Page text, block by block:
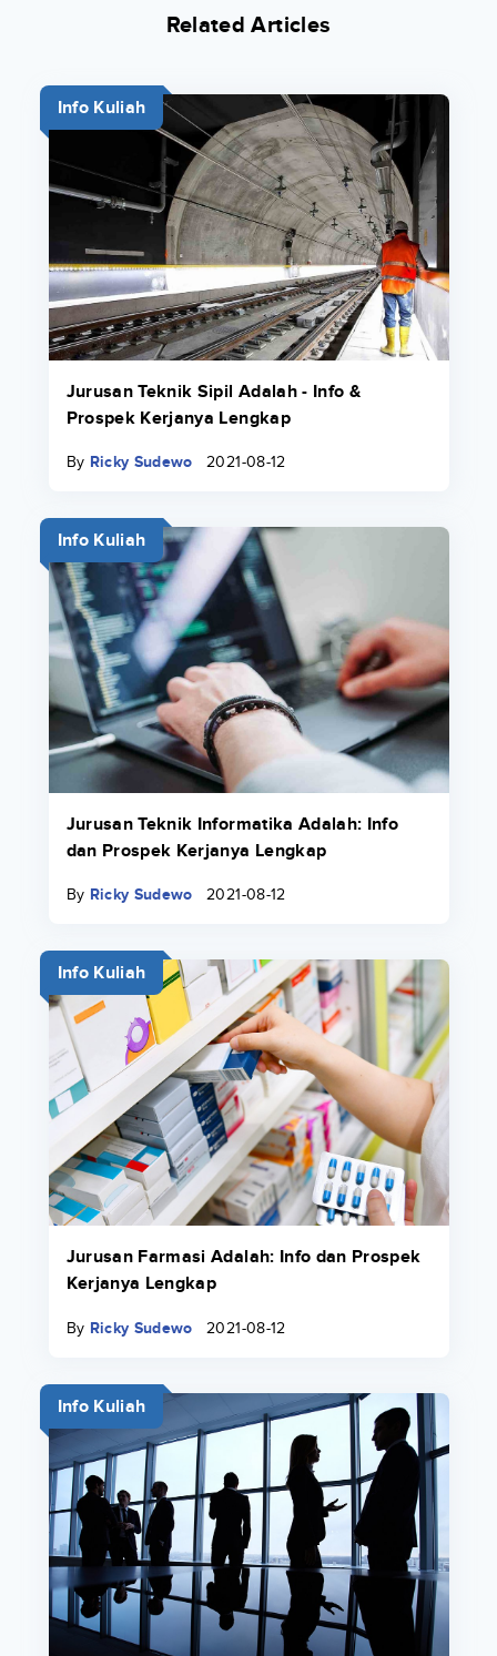
Related Articles
Info Kuliah
Jurusan Teknik Sipil Adalah - Info &
Prospek Kerjanya Lengkap
By Ricky Sudewo 2021-08-12
Info Kuliah
Jurusan Teknik Informatika Adalah: Info
dan Prospek Kerjanya Lengkap
By Ricky Sudewo 2021-08-12
Info Kuliah
Jurusan Farmasi Adalah: Info dan Prospek
Kerjanya Lengkap
By Ricky Sudewo 2021-08-12
Info Kuliah